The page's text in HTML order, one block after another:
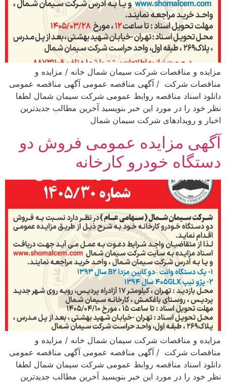
مزایده و مناقصات شرکت سیمان شمال خانه / مزایده و
مناقصات شرکت / آگهی مناقصه عمومی آگهی مناقصه عمومی
دانلود اسناد مناقصه روابط عمومی شرکت سیمان شمال لطفا
نظر خود را در مورد این خبر بنویسید آخرین مطالب جدیدترین
اخبار و رویدادهای شرکت سیمان شمال
آگهی مزایده عمومی فروش دو
دستگاه خودرو کارخانه
مزایده و مناقصات شرکت سیمان شمال خانه / مزایده و
مناقصات شرکت / آگهی مناقصه عمومی آگهی مناقصه عمومی
دانلود اسناد مناقصه روابط عمومی شرکت سیمان شمال لطفا
نظر خود را در مورد این خبر بنویسید آخرین مطالب جدیدترین